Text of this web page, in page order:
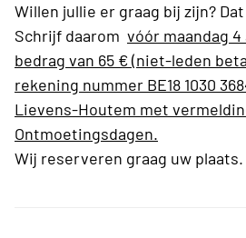
Willen jullie er graag bij zijn?
Schrijf daarom vóór maandag
bedrag van 65 € (niet-leden
rekening nummer BE18 1030
Lievens-Houtem met
Ontmoetingsdagen.
Wij reserveren graag uw plaats.